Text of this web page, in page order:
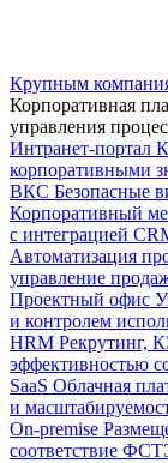
Крупным
Корпоративная
управления
Интранет-портал
корпоративными
ВКС Безопасные
Корпоративный
с интеграцией
Автоматизация
управление
Проектный офис
и контролем
HRM Рекрутинг,
эффективностью
SaaS Облачная
и
On-premise
соответствие